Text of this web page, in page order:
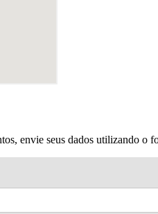
envie seus dados utilizando o